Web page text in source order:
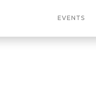
EVENTS